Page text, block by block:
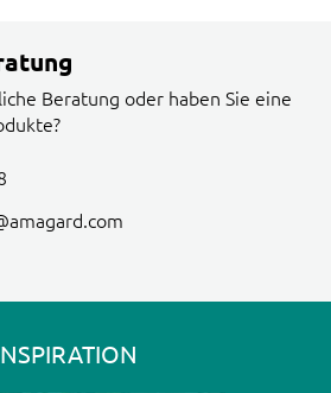
Beratung oder haben Sie eine